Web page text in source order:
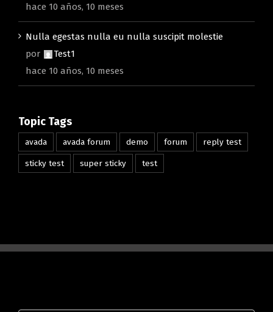
hace 10 años, 10 meses
Nulla egestas nulla eu nulla suscipit molestie
por
Test1
hace 10 años, 10 meses
Topic Tags
avada avada forum demo forum reply test
sticky test super sticky test